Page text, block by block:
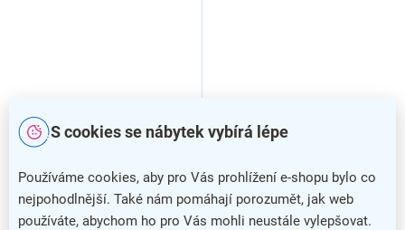
S cookies se nábytek vybírá lépe
Používáme cookies, aby pro Vás prohlížení e-shopu bylo co
nejpohodlnější. Také nám pomáhají porozumět, jak web
používáte, abychom ho pro Vás mohli neustále vylepšovat.